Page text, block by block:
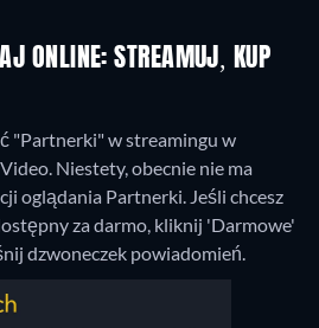
ONLINE: STREAMUJ, KUP
"Partnerki" w streamingu w
Niestety, obecnie nie ma
oglądania Partnerki. Jeśli chcesz
za darmo, kliknij 'Darmowe'
dzwoneczek powiadomień.